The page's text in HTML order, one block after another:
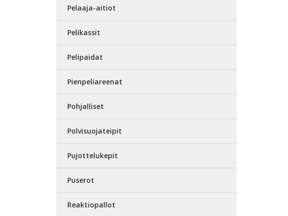
Pelaaja-aitiot
Pelikassit
Pelipaidat
Pienpeliareenat
Pohjalliset
Polvisuojateipit
Pujottelukepit
Puserot
Reaktiopallot